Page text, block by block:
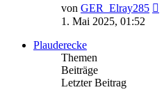
von GER_Elray285
1. Mai 2025, 01:52
Plauderecke
Themen
Beiträge
Letzter Beitrag